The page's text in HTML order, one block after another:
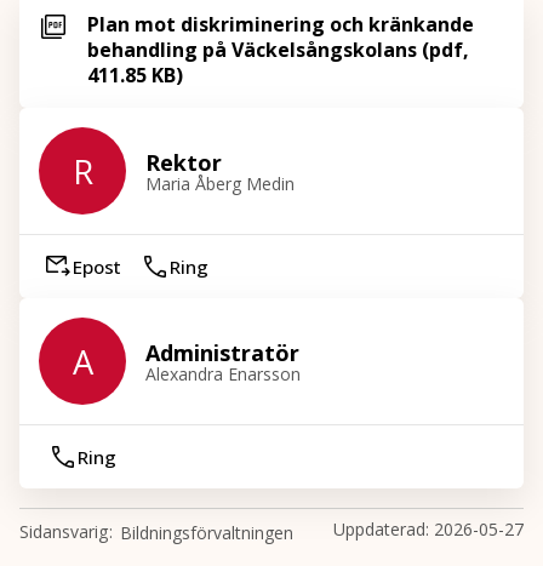
Plan mot diskriminering och kränkande
behandling på Väckelsångskolans (pdf,
411.85 KB)
R Rektor
Maria Åberg Medin
Epost Ring
A Administratör
Alexandra Enarsson
Ring
Bildningsförvaltningen
Sidansvarig Uppdaterad: 2026-05-27